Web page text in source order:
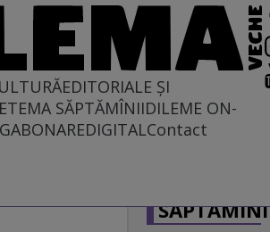
EDITORIALE ȘI
TEMA SĂPTĂMÎNIIDILEME ON-
ABONAREDIGITALContact